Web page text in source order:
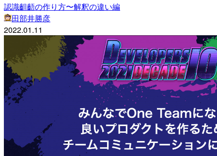
認識齟齬の作り方〜解釈の違い編
田部井勝彦
2022.01.11